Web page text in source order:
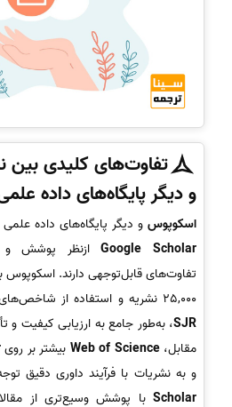
تفاوت‌های کلیدی بین
و دیگر پایگاه‌های داده
اسکوپوسو دیگر پایگاه‌های داده علمی
Google Scholarازنظر پوشش و
تفاوت‌های قابل‌توجهی دارند. اسکوپوس
25,000 نشریه و استفاده از شاخص‌های تأثیر مانند
SJR، به‌طور جامع به ارزیابی کیفیت و
مقابل،Web of Science بیشتر بر روی
و به نشریات با فرآیند داوری دقیق
Scholar با پوشش وسیع‌تری از